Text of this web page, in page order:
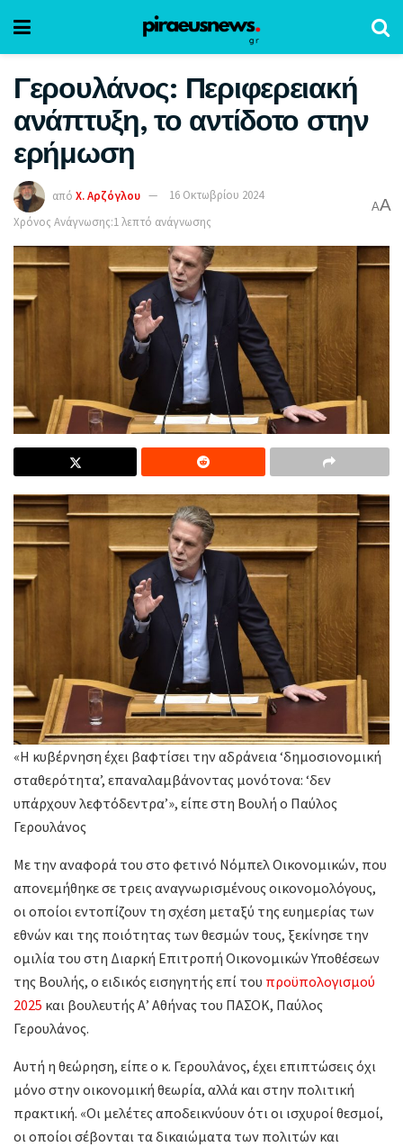
Γερουλάνος: Περιφερειακή
ανάπτυξη, το αντίδοτο στην
ερήμωση
από Χ. Αρζόγλου
16 Οκτωβρίου 2024
Χρόνος Ανάγνωσης:1 λεπτό ανάγνωσης
AA
«Η κυβέρνηση έχει βαφτίσει την αδράνεια ‘δημοσιονομική
σταθερότητα’, επαναλαμβάνοντας μονότονα: ‘δεν
υπάρχουν λεφτόδεντρα’», είπε στη Βουλή ο Παύλος
Γερουλάνος
Με την αναφορά του στο φετινό Νόμπελ Οικονομικών, που
απονεμήθηκε σε τρεις αναγνωρισμένους οικονομολόγους,
οι οποίοι εντοπίζουν τη σχέση μεταξύ της ευημερίας των
εθνών και της ποιότητας των θεσμών τους, ξεκίνησε την
ομιλία του στη Διαρκή Επιτροπή Οικονομικών Υποθέσεων
της Βουλής, ο ειδικός εισηγητής επί του προϋπολογισμού
2025 και βουλευτής Α’ Αθήνας του ΠΑΣΟΚ, Παύλος
Γερουλάνος.
Αυτή η θεώρηση, είπε ο κ. Γερουλάνος, έχει επιπτώσεις όχι
μόνο στην οικονομική θεωρία, αλλά και στην πολιτική
πρακτική. «Οι μελέτες αποδεικνύουν ότι οι ισχυροί θεσμοί,
οι οποίοι σέβονται τα δικαιώματα των πολιτών και